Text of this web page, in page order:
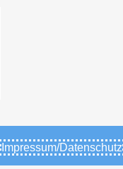
Impressum/Datenschutz